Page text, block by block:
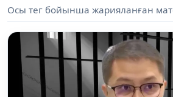
Осы тег бойынша жарияланған